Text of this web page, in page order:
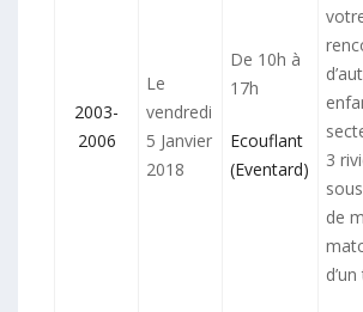
2003-
2006
Le
vendredi
5 Janvier
2018
De 10h à
17h
Ecouflant
(Eventard)
3
de